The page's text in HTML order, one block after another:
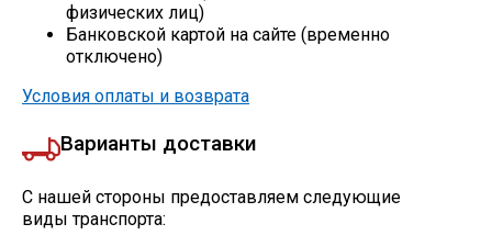
Круги абразивные
физических лиц)
Банковской картой на сайте (временно
отключено)
Условия оплаты и возврата
Варианты доставки
С нашей стороны предоставляем следующие
виды транспорта: